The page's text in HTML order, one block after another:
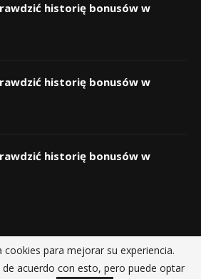
historię bonusów w
historię bonusów w
historię bonusów w
Sobre nosotros Contactos
cookies para mejorar su experiencia.
acuerdo con esto, pero puede optar